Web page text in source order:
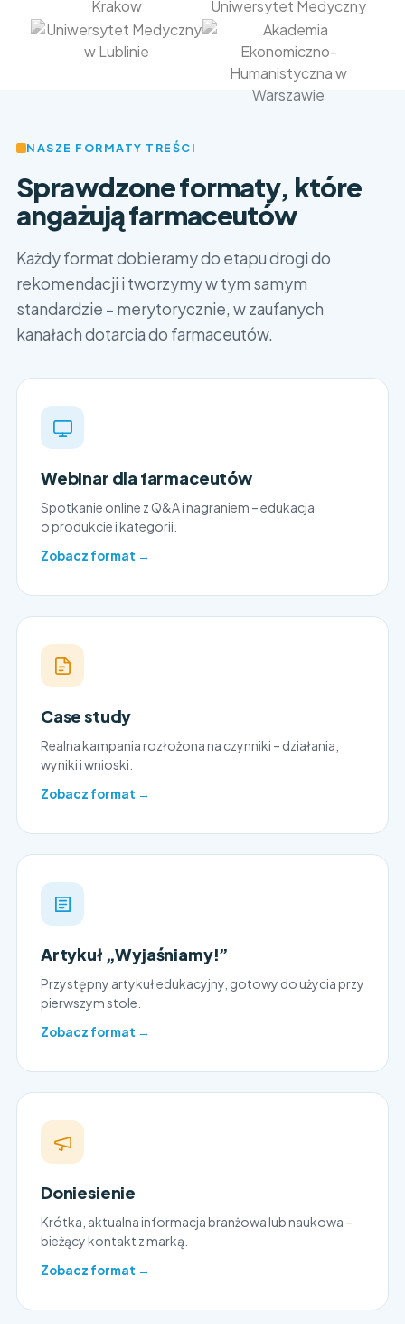
NASZE FORMATY TREŚCI
Sprawdzone formaty, które
angażują farmaceutów
Każdy format dobieramy do etapu drogi do
rekomendacji i tworzymy w tym samym
standardzie – merytorycznie, w zaufanych
kanałach dotarcia do farmaceutów.
Webinar dla farmaceutów
Spotkanie online z Q&A i nagraniem – edukacja
o produkcie i kategorii.
Zobacz format →
Case study
Realna kampania rozłożona na czynniki – działania,
wyniki i wnioski.
Zobacz format →
Artykuł „Wyjaśniamy!”
Przystępny artykuł edukacyjny, gotowy do użycia przy
pierwszym stole.
Zobacz format →
Doniesienie
Krótka, aktualna informacja branżowa lub naukowa –
bieżący kontakt z marką.
Zobacz format →